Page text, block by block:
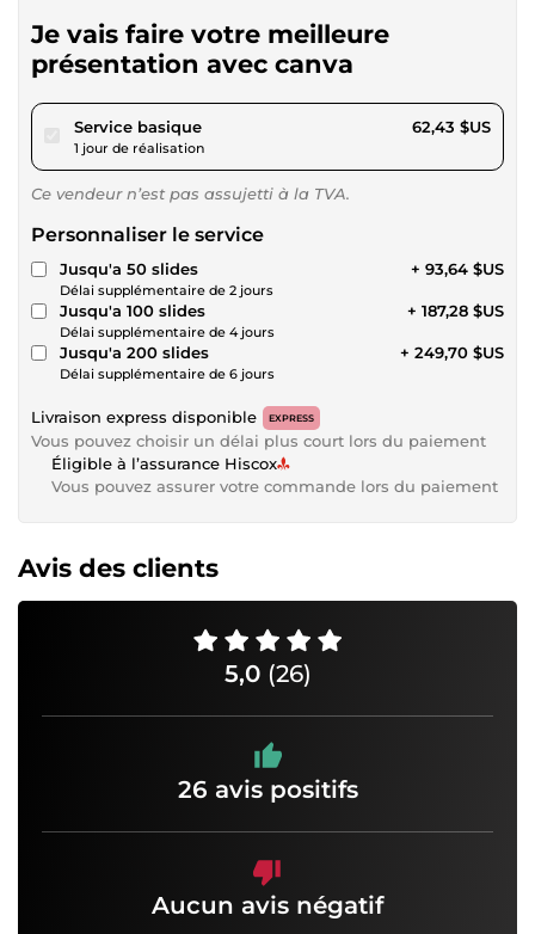
Je vais faire votre meilleure
présentation avec canva
Service basiquepour 57,54 $US
1 jour de réalisation
62,43 $US
Ce vendeur n’est pas assujetti à la TVA.
Personnaliser le service
Jusqu'a 50 slides
Délai supplémentaire de 2 jours
+ 93,64 $US
Jusqu'a 100 slides
Délai supplémentaire de 4 jours
+ 187,28 $US
Jusqu'a 200 slides
Délai supplémentaire de 6 jours
+ 249,70 $US
Livraison express disponible EXPRESS
Vous pouvez choisir un délai plus court lors du paiement
Éligible à l’assurance Hiscox
Vous pouvez assurer votre commande lors du paiement
Avis des clients
5,0 (26)
26 avis positifs
Aucun avis négatif